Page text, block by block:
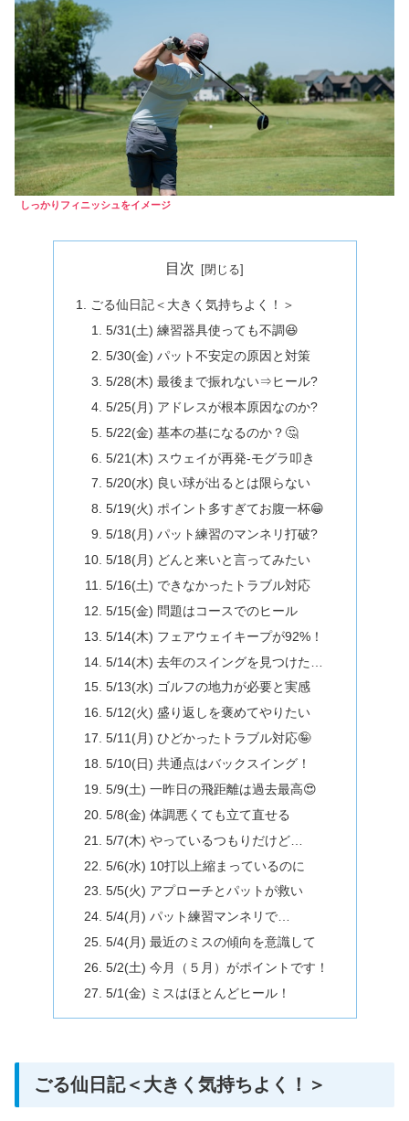
しっかりフィニッシュをイメージ
目次
ごる仙日記＜大きく気持ちよく！＞
5/31(土) 練習器具使っても不調😆
5/30(金) パット不安定の原因と対策
5/28(木) 最後まで振れない⇒ヒール?
5/25(月) アドレスが根本原因なのか?
5/22(金) 基本の基になるのか？🤔
5/21(木) スウェイが再発-モグラ叩き
5/20(水) 良い球が出るとは限らない
5/19(火) ポイント多すぎてお腹一杯😁
5/18(月) パット練習のマンネリ打破?
5/18(月) どんと来いと言ってみたい
5/16(土) できなかったトラブル対応
5/15(金) 問題はコースでのヒール
5/14(木) フェアウェイキープが92%！
5/14(木) 去年のスイングを見つけた…
5/13(水) ゴルフの地力が必要と実感
5/12(火) 盛り返しを褒めてやりたい
5/11(月) ひどかったトラブル対応🤪
5/10(日) 共通点はバックスイング！
5/9(土) 一昨日の飛距離は過去最高😍
5/8(金) 体調悪くても立て直せる
5/7(木) やっているつもりだけど…
5/6(水) 10打以上縮まっているのに
5/5(火) アプローチとパットが救い
5/4(月) パット練習マンネリで…
5/4(月) 最近のミスの傾向を意識して
5/2(土) 今月（５月）がポイントです！
5/1(金) ミスはほとんどヒール！
ごる仙日記＜大きく気持ちよく！＞